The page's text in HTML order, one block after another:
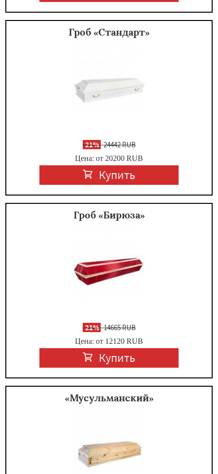
Гроб «Стандарт»
-21%24442 RUB
Цена: от 20200 RUB
Купить
Гроб «Бирюза»
-21%14665 RUB
Цена: от 12120 RUB
Купить
«Мусульманский»